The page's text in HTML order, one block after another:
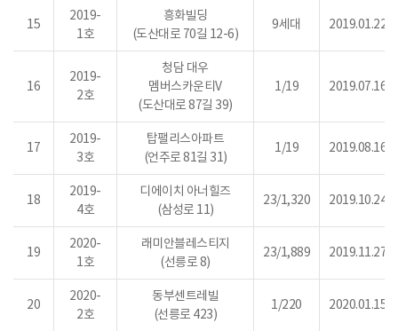
15
2019-
1호
흥화빌딩
(도산대로 70길 12-6)
9세대 2019.01.22.
16
2019-
2호
청담 대우
멤버스카운티V
(도산대로 87길 39)
1/19 2019.07.16.
17
2019-
3호
탑팰리스아파트
(언주로 81길 31)
1/19 2019.08.16.
18
2019-
4호
디에이치 아너힐즈
(삼성로 11)
23/1,320 2019.10.24.
19
2020-
1호
래미안블레스티지
(선릉로 8)
23/1,889 2019.11.27.
20
2020-
2호
동부센트레빌
(선릉로 423)
1/220 2020.01.15.